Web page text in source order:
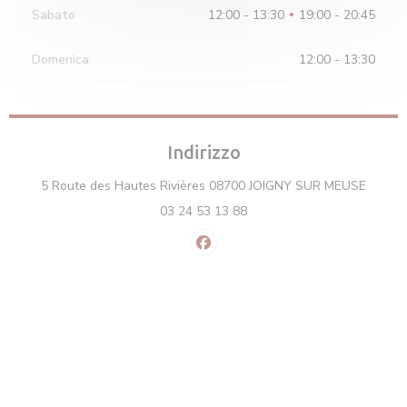
Sabato 12:00 - 13:30 • 19:00 - 20:45
Domenica 12:00 - 13:30
Indirizzo
5 Route des Hautes Rivières 08700 JOIGNY SUR MEUSE
03 24 53 13 88
Facebook ((apre una nuova